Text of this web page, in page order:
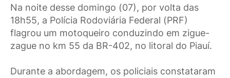
Na noite desse domingo (07), por volta das
18h55, a Polícia Rodoviária Federal (PRF)
flagrou um motoqueiro conduzindo em zigue-
zague no km 55 da BR-402, no litoral do Piauí.
Durante a abordagem, os policiais constataram